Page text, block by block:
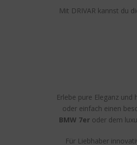
Mit DRIVAR kannst du
Erlebe pure Eleganz
oder einfach einen
BMW 7er oder dem
Für Liebhaber